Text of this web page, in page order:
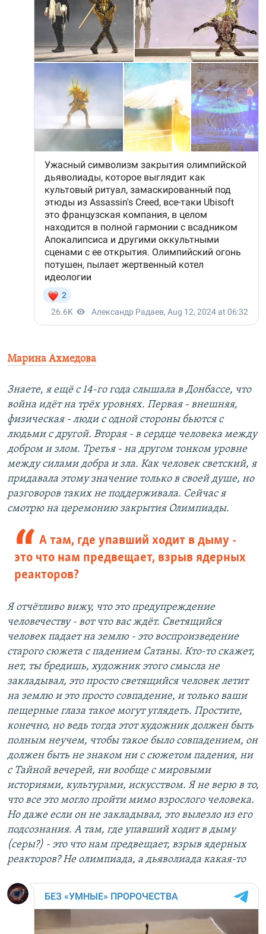
Марина Ахмедова
Знаете, я ещё с 14-го года слышала в Донбассе, что
война идёт на трёх уровнях. Первая - внешняя,
физическая - люди с одной стороны бьются с
людьми с другой. Вторая - в сердце человека между
добром и злом. Третья - на другом тонком уровне
между силами добра и зла. Как человек светский, я
придавала этому значение только в своей душе, но
разговоров таких не поддерживала. Сейчас я
смотрю на церемонию закрытия Олимпиады.
А там, где упавший ходит в дыму -
это что нам предвещает, взрыв ядерных
реакторов?
Я отчётливо вижу, что это предупреждение
человечеству - вот что вас ждёт. Светящийся
человек падает на землю - это воспроизведение
старого сюжета с падением Сатаны. Кто-то скажет,
нет, ты бредишь, художник этого смысла не
закладывал, это просто светящийся человек летит
на землю и это просто совпадение, и только ваши
пещерные глаза такое могут углядеть. Простите,
конечно, но ведь тогда этот художник должен быть
полным неучем, чтобы такое было совпадением, он
должен быть не знаком ни с сюжетом падения, ни
с Тайной вечерей, ни вообще с мировыми
историями, культурами, искусством. Я не верю в то,
что все это могло пройти мимо взрослого человека.
Но даже если он не закладывал, это вылезло из его
подсознания. А там, где упавший ходит в дыму
(серы?) - это что нам предвещает, взрыв ядерных
реакторов? Не олимпиада, а дьяволиада какая-то